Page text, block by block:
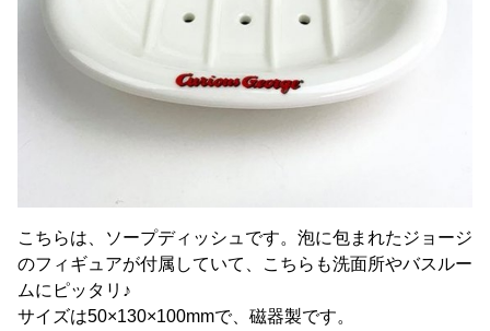
こちらは、ソープディッシュです。泡に包まれたジョージ
のフィギュアが付属していて、こちらも洗面所やバスルー
ムにピッタリ♪
サイズは50×130×100mmで、磁器製です。